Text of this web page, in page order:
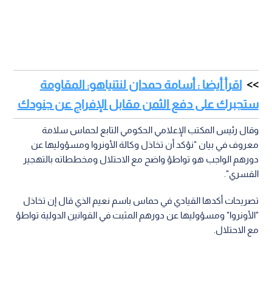
اقرأ أيضا : أسامة حمدان لنتنياهو: المقاومة
ستجبرك على دفع الثمن مقابل الإفراج عن جنودك
وقال رئيس المكتب الإعلامي الحكومي التابع لحماس سلامة
معروف في بيان "نؤكد أن تخاذل وكالة الأونروا ومسؤوليها عن
دورهم الواجب هو تواطؤ واضح مع الاحتلال ومخططاته بالتهجير
القسري".
تصريحات أكدها القيادي في حماس باسم نعيم الذي قال إن تخاذل
"الأونروا" ومسؤوليها عن دورهم المثبت في القوانين الدولية تواطؤ
مع الاحتلال.